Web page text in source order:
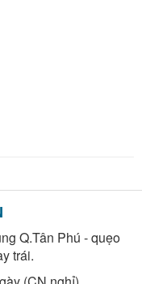
Q.Tân Phú - quẹo
trái.